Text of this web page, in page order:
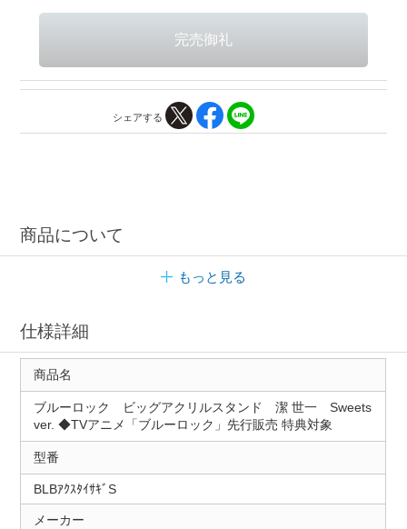
シェアする
商品について
もっと見る
仕様詳細
商品名
ブルーロック ビッグアクリルスタンド 潔 世一 Sweets
ver. ◆TVアニメ「ブルーロック」先行販売 特典対象
型番
BLBｱｸｽﾀｲｻｷﾞS
メーカー